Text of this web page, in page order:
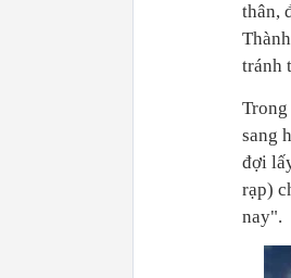
thân,
tránh
sang
đợi
rạp)
nay".